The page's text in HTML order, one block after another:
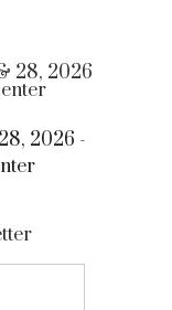
2026 -